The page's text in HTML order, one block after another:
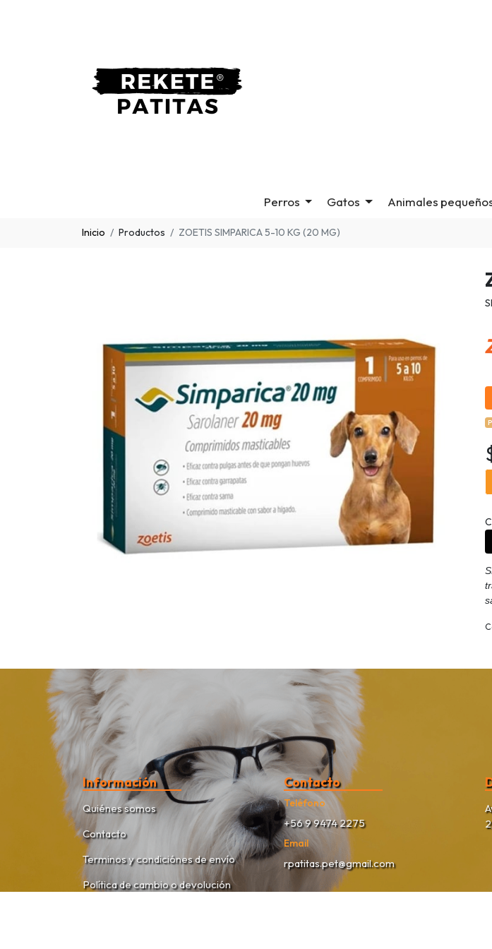
Perros Gatos Animales
Inicio Productos ZOETIS SIMPARICA 5-10 KG (20 MG)
Información
Quiénes somos
Contacto
Terminos y condiciónes de envío
Política de cambio o devolución
Contacto
Teléfono
+56 9 9474 2275
Email
rpatitas.pet@gmail.com